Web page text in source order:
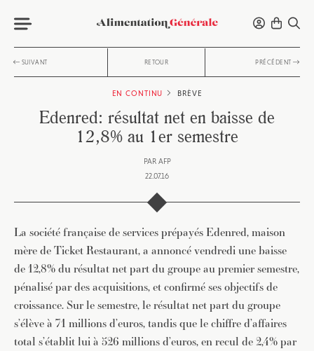
SUIVANT RETOUR PRÉCÉDENT
EN CONTINU BRÈVE
Edenred: résultat net en baisse de
12,8% au 1er semestre
PAR AFP
22.07.16
La société française de services prépayés Edenred, maison
mère de Ticket Restaurant, a annoncé vendredi une baisse
de 12,8% du résultat net part du groupe au premier semestre,
pénalisé par des acquisitions, et confirmé ses objectifs de
croissance. Sur le semestre, le résultat net part du groupe
s’élève à 71 millions d’euros, tandis que le chiffre d’affaires
total s’établit lui à 526 millions d’euros, en recul de 2,4% par